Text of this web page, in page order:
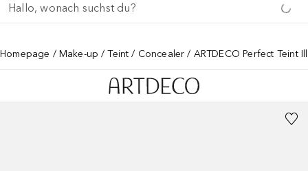
Homepage Make-up Teint Concealer ARTDECO Perfect Teint